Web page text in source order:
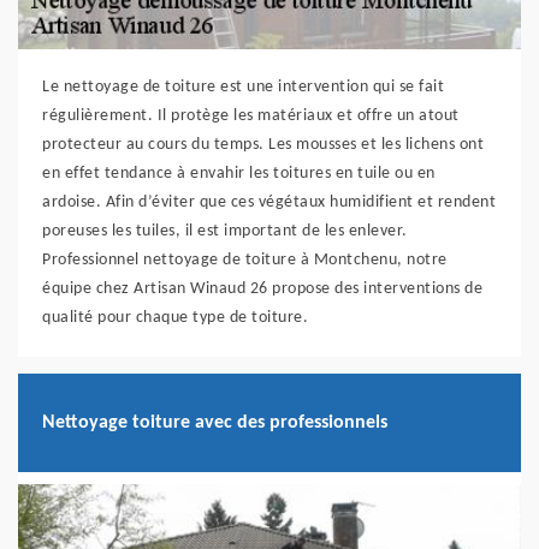
Le nettoyage de toiture est une intervention qui se fait
régulièrement. Il protège les matériaux et offre un atout
protecteur au cours du temps. Les mousses et les lichens ont
en effet tendance à envahir les toitures en tuile ou en
ardoise. Afin d’éviter que ces végétaux humidifient et rendent
poreuses les tuiles, il est important de les enlever.
Professionnel nettoyage de toiture à Montchenu, notre
équipe chez Artisan Winaud 26 propose des interventions de
qualité pour chaque type de toiture.
Nettoyage toiture avec des professionnels